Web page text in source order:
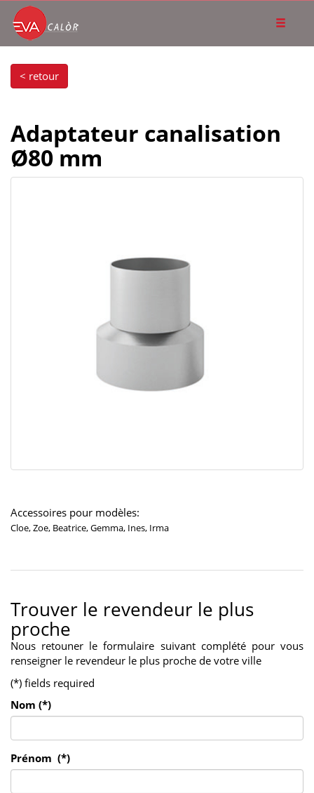
< retour
Adaptateur canalisation
Ø80 mm
Accessoires pour modèles:
Cloe, Zoe, Beatrice, Gemma, Ines, Irma
Trouver le revendeur le plus
proche
Nous retouner le formulaire suivant complété pour vous
renseigner le revendeur le plus proche de votre ville
(*) fields required
Nom (*)
Prénom (*)